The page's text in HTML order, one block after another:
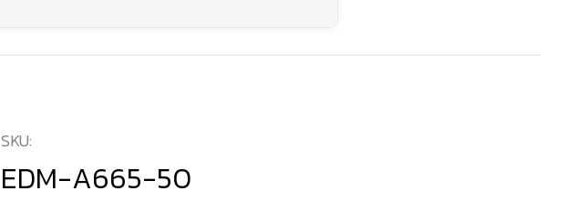
SKU:
EDM-A665-50